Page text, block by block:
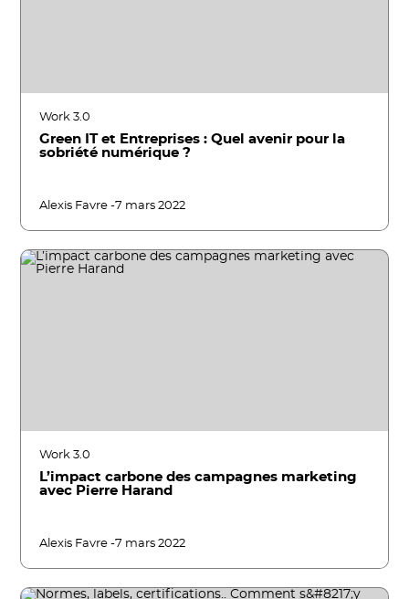
Work 3.0
Green IT et Entreprises : Quel avenir pour la
sobriété numérique ?
Alexis Favre -7 mars 2022
Work 3.0
L’impact carbone des campagnes marketing
avec Pierre Harand
Alexis Favre -7 mars 2022